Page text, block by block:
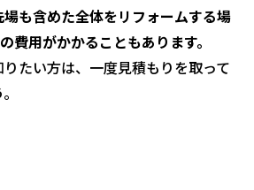
も含めた全体をリフォームする場
費用がかかることもあります。
たい方は、一度見積もりを取って